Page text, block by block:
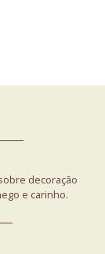
decoração
e carinho.